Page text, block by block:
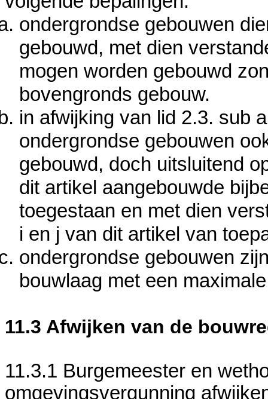
ondergrondse gebouwen
gebouwd, met dien
mogen worden gebouwd
bovengronds gebouw.
in afwijking van lid 2.3. sub
ondergrondse gebouwen
gebouwd, doch uitsluitend
dit artikel aangebouwde
toegestaan en met dien
i en j van dit artikel van
ondergrondse gebouwen
bouwlaag met een
11.3 Afwijken van de
11.3.1 Burgemeester en
omgevingsvergunning